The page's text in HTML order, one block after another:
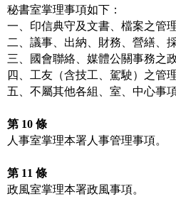
秘書室掌理事項如下：
一、印信典守及文書、檔案之管理
二、議事、出納、財務、營繕、
三、國會聯絡、媒體公關事務之
四、工友（含技工、駕駛）之管理
五、不屬其他各組、室、中心事項
第 10 條
人事室掌理本署人事管理事項。
第 11 條
政風室掌理本署政風事項。